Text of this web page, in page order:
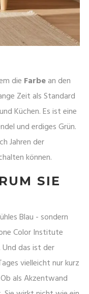
die Farbean den
Zeit als Standard
Küchen. Es ist eine
und erdiges Grün.
Jahren der
können.
SIE
Blau - sondern
Color Institute
das ist der
vielleicht nur kurz
als Akzentwand